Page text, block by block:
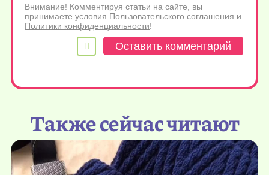
Внимание! Комментируя статьи на сайте, вы
принимаете условия Пользовательского соглашения и
Политики конфиденциальности!
Также сейчас читают